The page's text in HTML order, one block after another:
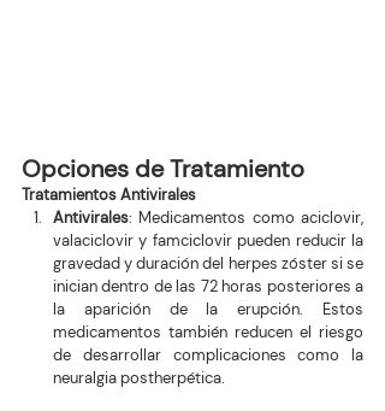
Opciones de Tratamiento
Tratamientos Antivirales
Antivirales: Medicamentos como aciclovir,
valaciclovir y famciclovir pueden reducir la
gravedad y duración del herpes zóster si se
inician dentro de las 72 horas posteriores a
la aparición de la erupción. Estos
medicamentos también reducen el riesgo
de desarrollar complicaciones como la
neuralgia postherpética.